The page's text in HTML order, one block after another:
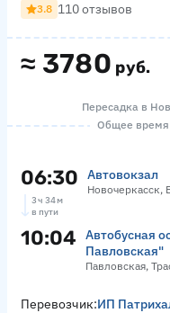
≈ 3780 руб.
3.8 110 отзывов
Пересадка в
Общее время
06:30 Автовокзал
Новочеркасск,
3 ч 34 м
в пути
10:04
Автобусная
Павловская"
Павловская,
Перевозчик:ИП